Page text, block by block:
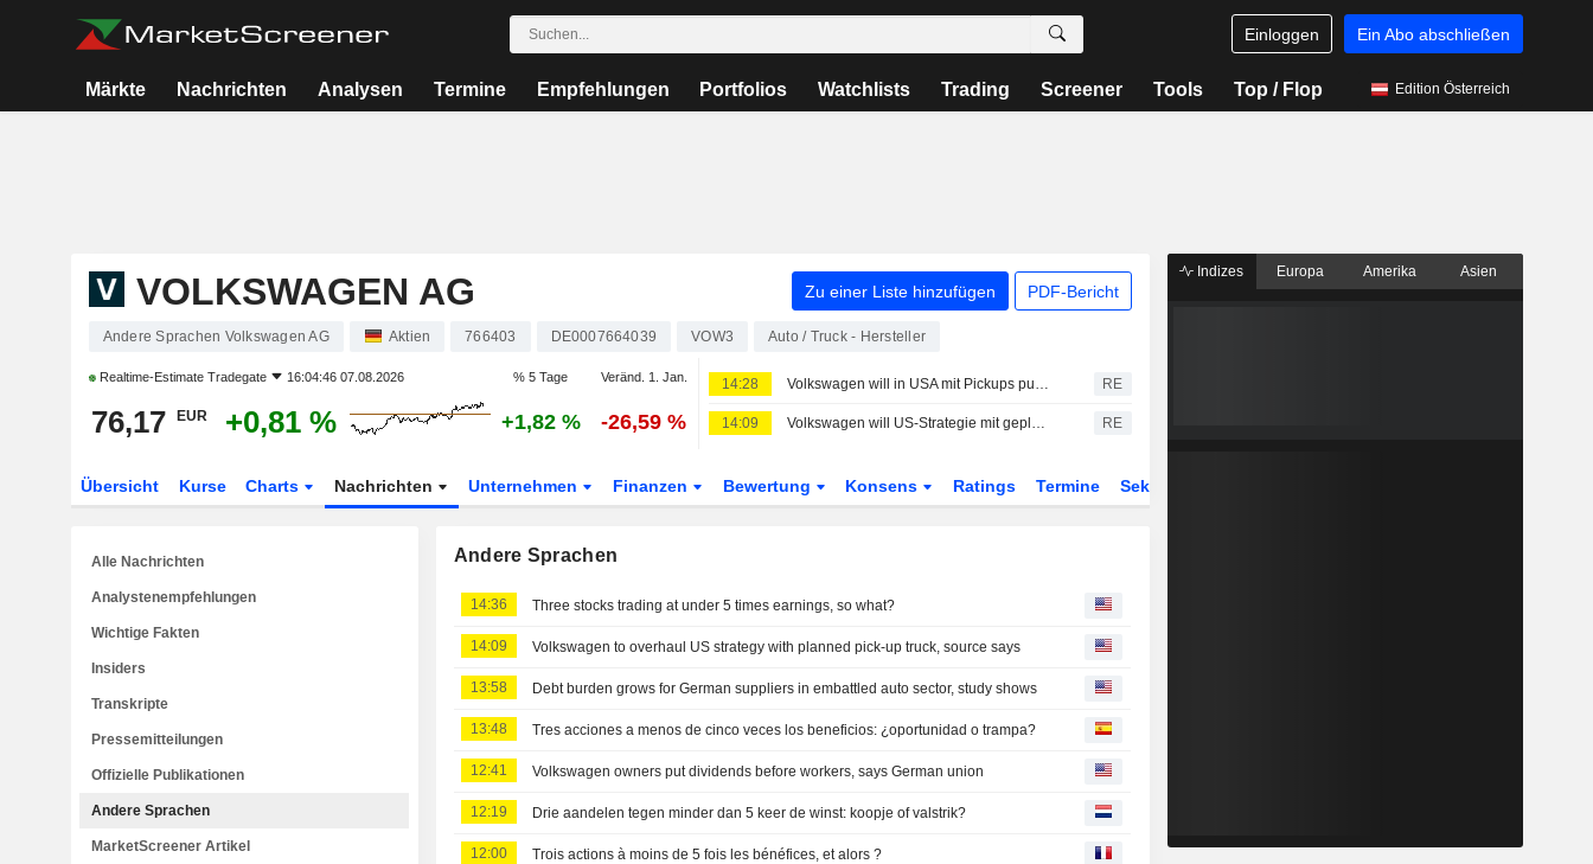
Einloggen Ein Abo abschließen
Märkte Nachrichten Analysen Termine Empfehlungen Portfolios Watchlists Trading Screener Tools Top / Flop Edition Österreich
VOLKSWAGEN AG Zu einer Liste hinzufügen PDF-Bericht
Andere Sprachen Volkswagen AG Aktien 766403 DE0007664039 VOW3 Auto / Truck - Hersteller
Realtime-Estimate Tradegate 16:04:46 07.08.2026 % 5 Tage Veränd. 1. Jan.
76,17 EUR +0,81 % +1,82 % -26,59 %
14:28 Volkswagen will in USA mit Pickups punkten - Audi-Vertriebschef wechselt in USA RE
14:09 Volkswagen will US-Strategie mit geplantem Pick-up neu ausrichten, sagt Insider RE
Übersicht Kurse Charts Nachrichten Unternehmen Finanzen Bewertung Konsens Ratings Termine Sektor
Andere Sprachen
14:36 Three stocks trading at under 5 times earnings, so what?
14:09 Volkswagen to overhaul US strategy with planned pick-up truck, source says
13:58 Debt burden grows for German suppliers in embattled auto sector, study shows
13:48 Tres acciones a menos de cinco veces los beneficios: ¿oportunidad o trampa?
12:41 Volkswagen owners put dividends before workers, says German union
12:19 Drie aandelen tegen minder dan 5 keer de winst: koopje of valstrik?
12:00 Trois actions à moins de 5 fois les bénéfices, et alors ?
Alle Nachrichten
Analystenempfehlungen
Wichtige Fakten
Insiders
Transkripte
Pressemitteilungen
Offizielle Publikationen
Andere Sprachen
MarketScreener Artikel
Indizes Europa Amerika Asien